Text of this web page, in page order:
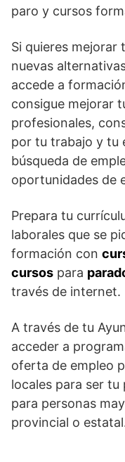
paro y cursos
Si quieres mejorar
nuevas
accede a
consigue mejorar
profesionales,
por tu trabajo y tu
búsqueda de
oportunidades de
Prepara tu
laborales que se
formación con
cursos para
través de internet.
A través de tu
acceder a
oferta de empleo
locales para ser
para personas
provincial o